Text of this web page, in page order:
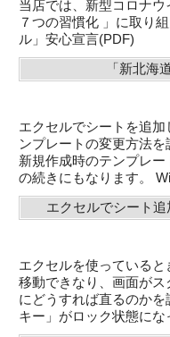
当店では、新型コロナ
７つの習慣化 」に取り
ル」安心宣言(PDF)
「新北海
エクセルでシートを追
ンプレートの変更方法
新規作成時のテンプレ
の続きにもなります。
エクセルでシート
エクセルを使っている
移動できなり、画面が
にどうすれば直るのか
キー」がロック状態に